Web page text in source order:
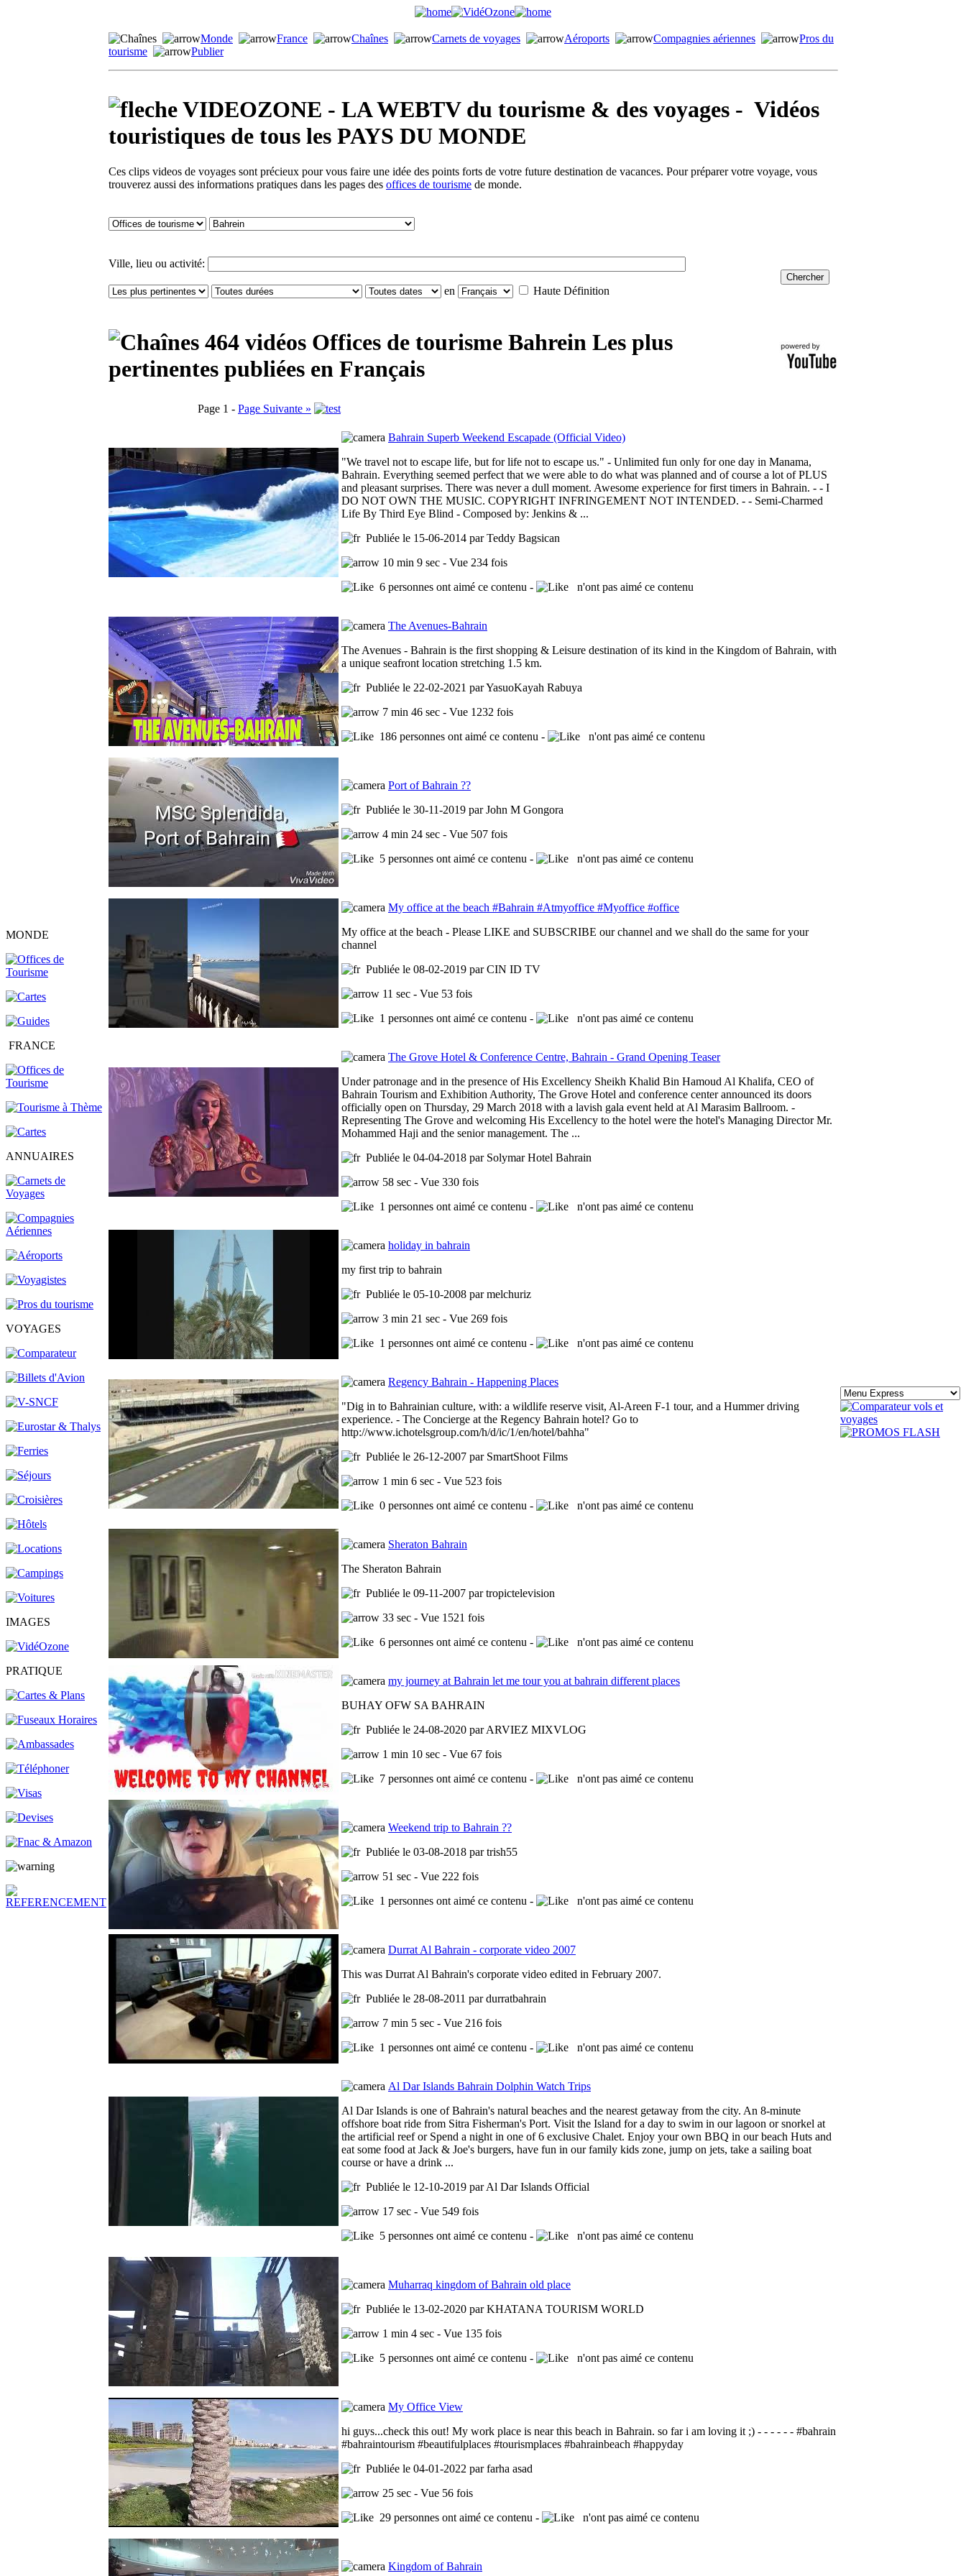
MONDE
FRANCE
ANNUAIRES
VOYAGES
IMAGES
PRATIQUE
Monde France Chaînes Carnets de voyages Aéroports Compagnies aériennes
Pros du
tourisme
Publier
VIDEOZONE - LA WEBTV du tourisme & des voyages - Vidéos
touristiques de tous les PAYS DU MONDE
Ces clips videos de voyages sont précieux pour vous faire une idée des points forts de votre future destination de vacances. Pour préparer votre voyage, vous
trouverez aussi des informations pratiques dans les pages des offices de tourisme de monde.
Ville, lieu ou activité:
en Haute Définition
464 vidéos Offices de tourisme Bahrein Les plus
pertinentes publiées en Français
Page 1 - Page Suivante »
Bahrain Superb Weekend Escapade (Official Video)
"We travel not to escape life, but for life not to escape us." - Unlimited fun only for one day in Manama,
Bahrain. Everything seemed perfect that we were able to do what was planned and of course a lot of PLUS
and pleasant surprises. There was never a dull moment. Awesome experience for first timers in Bahrain. - - I
DO NOT OWN THE MUSIC. COPYRIGHT INFRINGEMENT NOT INTENDED. - - Semi-Charmed
Life By Third Eye Blind - Composed by: Jenkins & ...
Publiée le 15-06-2014 par Teddy Bagsican
10 min 9 sec - Vue 234 fois
6 personnes ont aimé ce contenu -
n'ont pas aimé ce contenu
The Avenues-Bahrain
The Avenues - Bahrain is the first shopping & Leisure destination of its kind in the Kingdom of Bahrain, with
a unique seafront location stretching 1.5 km.
Publiée le 22-02-2021 par YasuoKayah Rabuya
7 min 46 sec - Vue 1232 fois
186 personnes ont aimé ce contenu -
n'ont pas aimé ce contenu
Port of Bahrain ??
Publiée le 30-11-2019 par John M Gongora
4 min 24 sec - Vue 507 fois
5 personnes ont aimé ce contenu -
n'ont pas aimé ce contenu
My office at the beach #Bahrain #Atmyoffice #Myoffice #office
My office at the beach - Please LIKE and SUBSCRIBE our channel and we shall do the same for your
channel
Publiée le 08-02-2019 par CIN ID TV
11 sec - Vue 53 fois
1 personnes ont aimé ce contenu -
n'ont pas aimé ce contenu
The Grove Hotel & Conference Centre, Bahrain - Grand Opening Teaser
Under patronage and in the presence of His Excellency Sheikh Khalid Bin Hamoud Al Khalifa, CEO of
Bahrain Tourism and Exhibition Authority, The Grove Hotel and conference center announced its doors
officially open on Thursday, 29 March 2018 with a lavish gala event held at Al Marasim Ballroom. -
Representing The Grove and welcoming His Excellency to the hotel were the hotel's Managing Director Mr.
Mohammed Haji and the senior management. The ...
Publiée le 04-04-2018 par Solymar Hotel Bahrain
58 sec - Vue 330 fois
1 personnes ont aimé ce contenu -
n'ont pas aimé ce contenu
holiday in bahrain
my first trip to bahrain
Publiée le 05-10-2008 par melchuriz
3 min 21 sec - Vue 269 fois
1 personnes ont aimé ce contenu -
n'ont pas aimé ce contenu
Regency Bahrain - Happening Places
"Dig in to Bahrainian culture, with: a wildlife reserve visit, Al-Areen F-1 tour, and a Hummer driving
experience. - The Concierge at the Regency Bahrain hotel? Go to
http://www.ichotelsgroup.com/h/d/ic/1/en/hotel/bahha"
Publiée le 26-12-2007 par SmartShoot Films
1 min 6 sec - Vue 523 fois
0 personnes ont aimé ce contenu -
n'ont pas aimé ce contenu
Sheraton Bahrain
The Sheraton Bahrain
Publiée le 09-11-2007 par tropictelevision
33 sec - Vue 1521 fois
6 personnes ont aimé ce contenu -
n'ont pas aimé ce contenu
my journey at Bahrain let me tour you at bahrain different places
BUHAY OFW SA BAHRAIN
Publiée le 24-08-2020 par ARVIEZ MIXVLOG
1 min 10 sec - Vue 67 fois
7 personnes ont aimé ce contenu -
n'ont pas aimé ce contenu
Weekend trip to Bahrain ??
Publiée le 03-08-2018 par trish55
51 sec - Vue 222 fois
1 personnes ont aimé ce contenu -
n'ont pas aimé ce contenu
Durrat Al Bahrain - corporate video 2007
This was Durrat Al Bahrain's corporate video edited in February 2007.
Publiée le 28-08-2011 par durratbahrain
7 min 5 sec - Vue 216 fois
1 personnes ont aimé ce contenu -
n'ont pas aimé ce contenu
Al Dar Islands Bahrain Dolphin Watch Trips
Al Dar Islands is one of Bahrain's natural beaches and the nearest getaway from the city. An 8-minute
offshore boat ride from Sitra Fisherman's Port. Visit the Island for a day to swim in our lagoon or snorkel at
the artificial reef or Spend a night in one of 6 exclusive Chalet. Enjoy your own BBQ in our beach Huts and
eat some food at Jack & Joe's burgers, have fun in our family kids zone, jump on jets, take a sailing boat
course or have a drink ...
Publiée le 12-10-2019 par Al Dar Islands Official
17 sec - Vue 549 fois
5 personnes ont aimé ce contenu -
n'ont pas aimé ce contenu
Muharraq kingdom of Bahrain old place
Publiée le 13-02-2020 par KHATANA TOURISM WORLD
1 min 4 sec - Vue 135 fois
5 personnes ont aimé ce contenu -
n'ont pas aimé ce contenu
My Office View
hi guys...check this out! My work place is near this beach in Bahrain. so far i am loving it ;) - - - - - - #bahrain
#bahraintourism #beautifulplaces #tourismplaces #bahrainbeach #happyday
Publiée le 04-01-2022 par farha asad
25 sec - Vue 56 fois
29 personnes ont aimé ce contenu -
n'ont pas aimé ce contenu
Kingdom of Bahrain